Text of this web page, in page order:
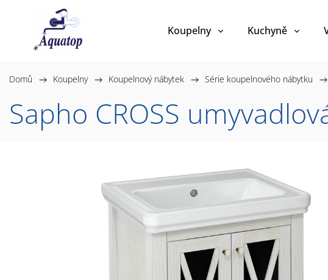
Koupelny Kuchyně
Domů / Koupelny / Koupelnový nábytek / Série koupelnového nábytku /
Sapho CROSS